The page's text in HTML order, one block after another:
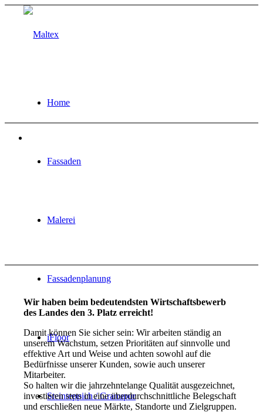
Home
Fassaden
Malerei
Fassadenplanung
iFloor
Steinteppich / Granupur
Wir haben beim bedeutendsten Wirtschaftsbewerb
des Landes den 3. Platz erreicht!
Damit können Sie sicher sein: Wir arbeiten ständig an
unserem Wachstum, setzen Prioritäten auf sinnvolle und
effektive Art und Weise und achten sowohl auf die
Bedürfnisse unserer Kunden, sowie auch unserer
Mitarbeiter.
So halten wir die jahrzehntelange Qualität ausgezeichnet,
investieren stets in eine überdurchschnittliche Belegschaft
und erschließen neue Märkte, Standorte und Zielgruppen.